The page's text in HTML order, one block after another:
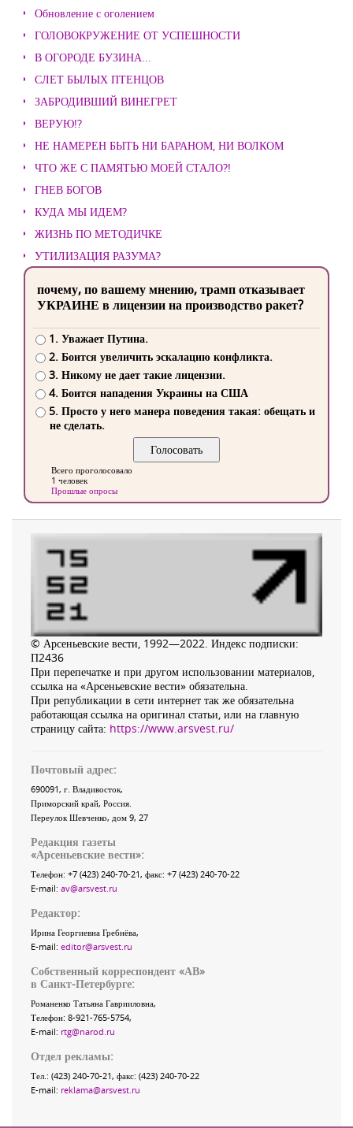
Обновление с оголением
ГОЛОВОКРУЖЕНИЕ ОТ УСПЕШНОСТИ
В ОГОРОДЕ БУЗИНА...
СЛЕТ БЫЛЫХ ПТЕНЦОВ
ЗАБРОДИВШИЙ ВИНЕГРЕТ
ВЕРУЮ!?
НЕ НАМЕРЕН БЫТЬ НИ БАРАНОМ, НИ ВОЛКОМ
ЧТО ЖЕ С ПАМЯТЬЮ МОЕЙ СТАЛО?!
ГНЕВ БОГОВ
КУДА МЫ ИДЕМ?
ЖИЗНЬ ПО МЕТОДИЧКЕ
УТИЛИЗАЦИЯ РАЗУМА?
почему, по вашему мнению, трамп отказывает
УКРАИНЕ в лицензии на производство ракет?
1. Уважает Путина.
2. Боится увеличить эскалацию конфликта.
3. Никому не дает такие лицензии.
4. Боится нападения Украины на США
5. Просто у него манера поведения такая: обещать и
не сделать.
Всего проголосовало
1 человек
Прошлые опросы
© Арсеньевские вести, 1992—2022. Индекс подписки:
П2436
При перепечатке и при другом использовании материалов,
ссылка на «Арсеньевские вести» обязательна.
При републикации в сети интернет так же обязательна
работающая ссылка на оригинал статьи, или на главную
страницу сайта: https://www.arsvest.ru/
Почтовый адрес:
690091, г. Владивосток,
Приморский край, Россия
Переулок Шевченко, дом 9, 27
Редакция газеты
«Арсеньевские вести»:
Телефон: +7 (423) 240-70-21, факс: +7 (423) 240-70-22
E-mail: av@arsvest.ru
Редактор:
Ирина Георгиевна Гребнёва,
E-mail: editor@arsvest.ru
Собственный корреспондент «АВ»
в Санкт-Петербурге:
Романенко Татьяна Гаврииловна,
Телефон: 8-921-765-5754,
E-mail: rtg@narod.ru
Отдел рекламы:
Тел.: (423) 240-70-21, факс: (423) 240-70-22
E-mail: reklama@arsvest.ru